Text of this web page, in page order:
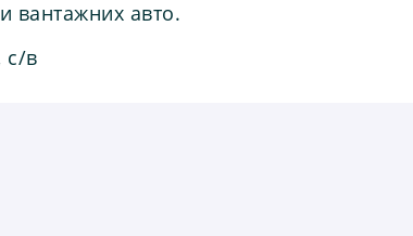
вантажних авто.
с/в